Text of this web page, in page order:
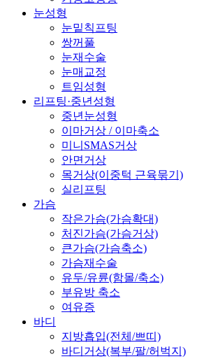
눈성형
눈밑칙프팅
쌍꺼풀
눈재수술
눈매교정
트임성형
리프팅·중년성형
중년눈성형
이마거상 / 이마축소
미니SMAS거상
안면거상
목거상(이중턱 근육묶기)
실리프팅
가슴
작은가슴(가슴확대)
처진가슴(가슴거상)
큰가슴(가슴축소)
가슴재수술
유두/유륜(함몰/축소)
부유방 축소
여유증
바디
지방흡입(전체/쁘띠)
바디거상(복부/팔/허벅지)